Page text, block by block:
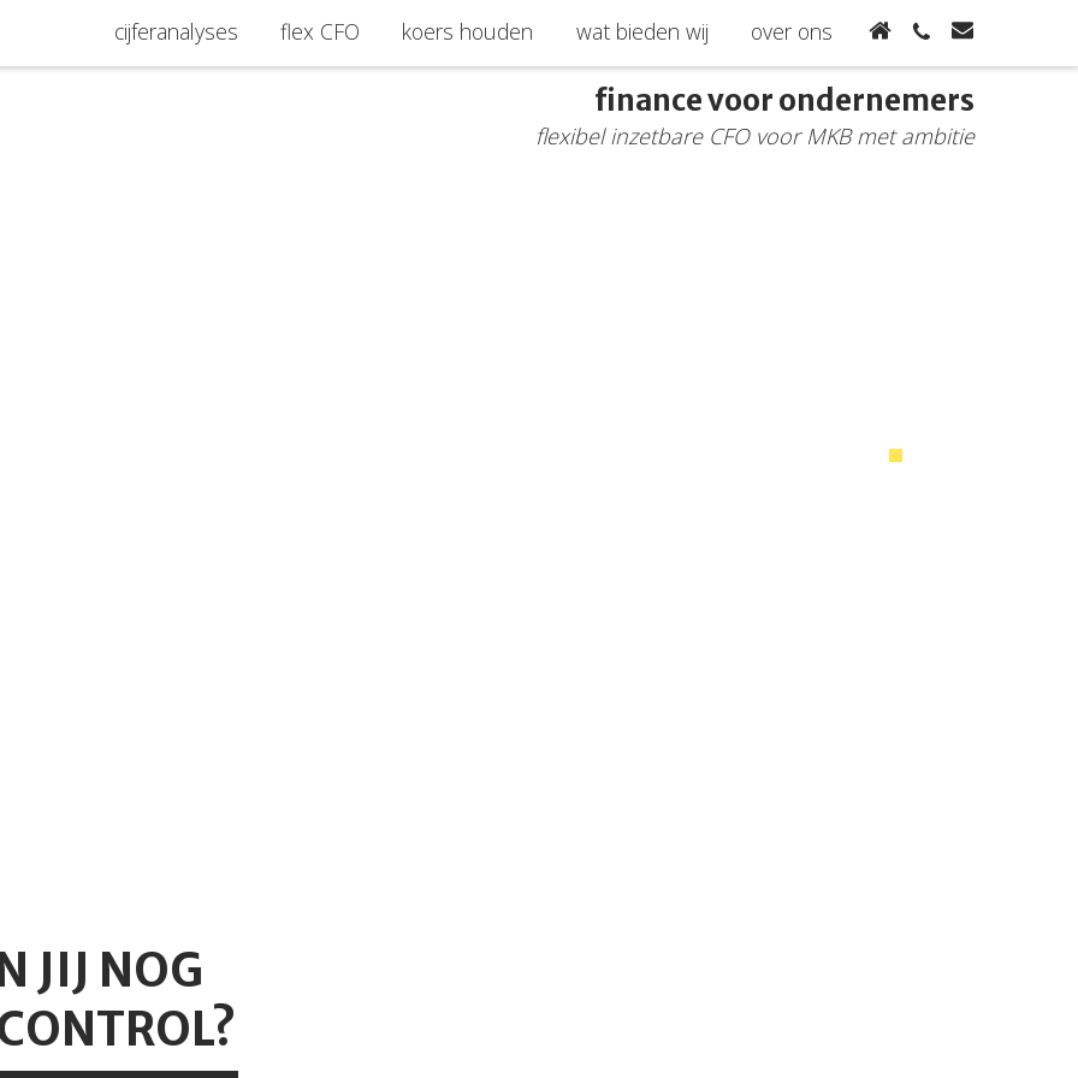
cijferanalyses flex CFO koers houden wat bieden wij over ons
finance voor ondernemers
flexibel inzetbare CFO voor MKB met ambitie
JIJ NOG